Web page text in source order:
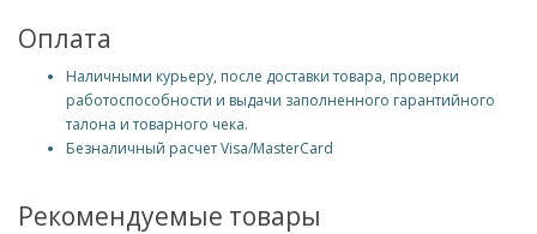
Оплата
Наличными курьеру, после доставки товара, проверки
работоспособности и выдачи заполненного гарантийного
талона и товарного чека.
Безналичный расчет Visa/MasterCard
Рекомендуемые товары